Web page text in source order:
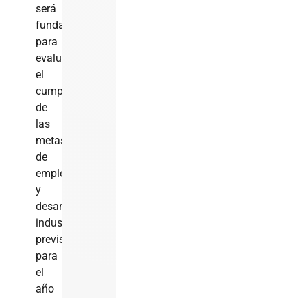
será
fundamental
para
evaluar
el
cumplimiento
de
las
metas
de
empleomanía
y
desarrollo
industrial
previstas
para
el
año